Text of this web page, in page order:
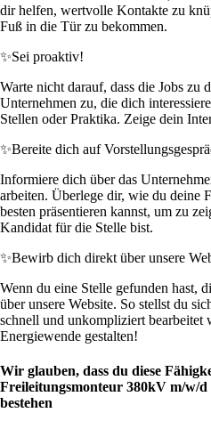
dir helfen, wertvolle Kontakte zu
Fuß in die Tür zu bekommen.
✨Sei proaktiv!
Warte nicht darauf, dass die Jobs zu
Unternehmen zu, die dich
Stellen oder Praktika. Zeige dein
✨Bereite dich auf
Informiere dich über das
arbeiten. Überlege dir, wie du deine
besten präsentieren kannst, um zu
Kandidat für die Stelle bist.
✨Bewirb dich direkt über unsere
Wenn du eine Stelle gefunden hast,
über unsere Website. So stellst du
schnell und unkompliziert bearbeitet
Energiewende gestalten!
Wir glauben, dass du diese
Freileitungsmonteur 380kV m/w/
bestehen